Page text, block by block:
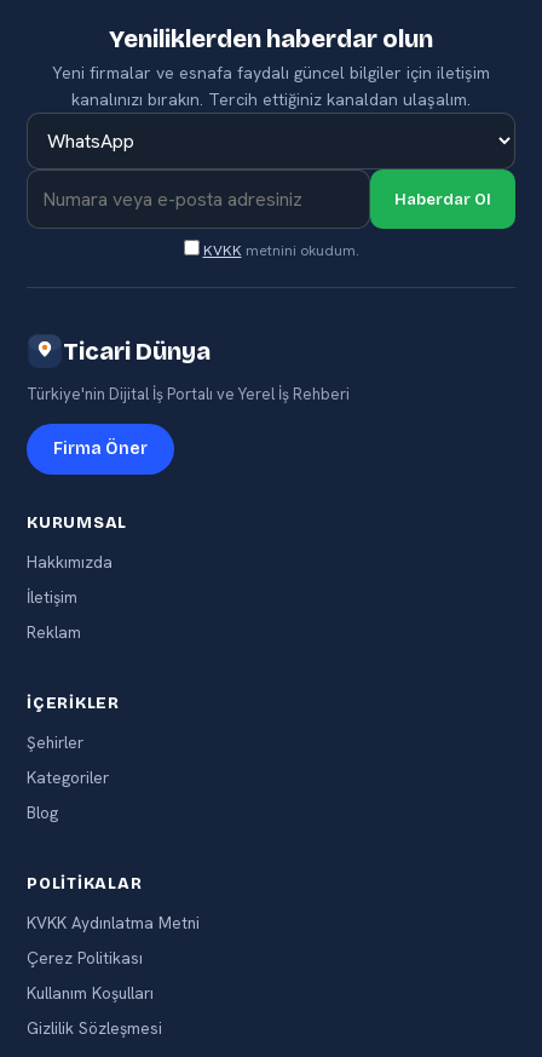
Yeniliklerden haberdar olun
Yeni firmalar ve esnafa faydalı güncel bilgiler için iletişim
kanalınızı bırakın. Tercih ettiğiniz kanaldan ulaşalım.
Haberdar Ol
KVKK metnini okudum.
Ticari Dünya
Türkiye'nin Dijital İş Portalı ve Yerel İş Rehberi
Firma Öner
KURUMSAL
Hakkımızda
İletişim
Reklam
İÇERIKLER
Şehirler
Kategoriler
Blog
POLITIKALAR
KVKK Aydınlatma Metni
Çerez Politikası
Kullanım Koşulları
Gizlilik Sözleşmesi